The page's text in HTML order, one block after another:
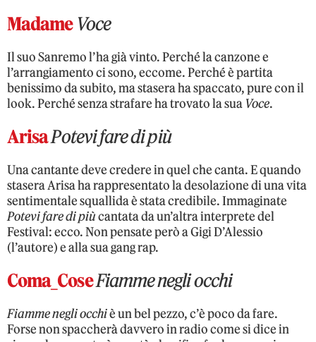
Madame Voce
Il suo Sanremo l’ha già vinto. Perché la canzone e
l’arrangiamento ci sono, eccome. Perché è partita
benissimo da subito, ma stasera ha spaccato, pure con il
look. Perché senza strafare ha trovato la sua Voce.
ArisaPotevi fare di più
Una cantante deve credere in quel che canta. E quando
stasera Arisa ha rappresentato la desolazione di una vita
sentimentale squallida è stata credibile. Immaginate
Potevi fare di piùcantata da un’altra interprete del
Festival: ecco. Non pensate però a Gigi D’Alessio
(l’autore) e alla sua gang rap.
Coma_CoseFiamme negli occhi
Fiamme negli occhiè un bel pezzo, c’è poco da fare.
Forse non spaccherà davvero in radio come si dice in